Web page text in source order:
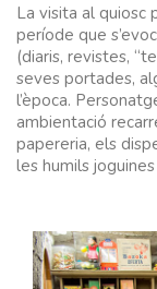
La visita al quiosc
període que
(diaris, revistes,
seves portades,
l’època.
ambientació
papereria, els
les humils